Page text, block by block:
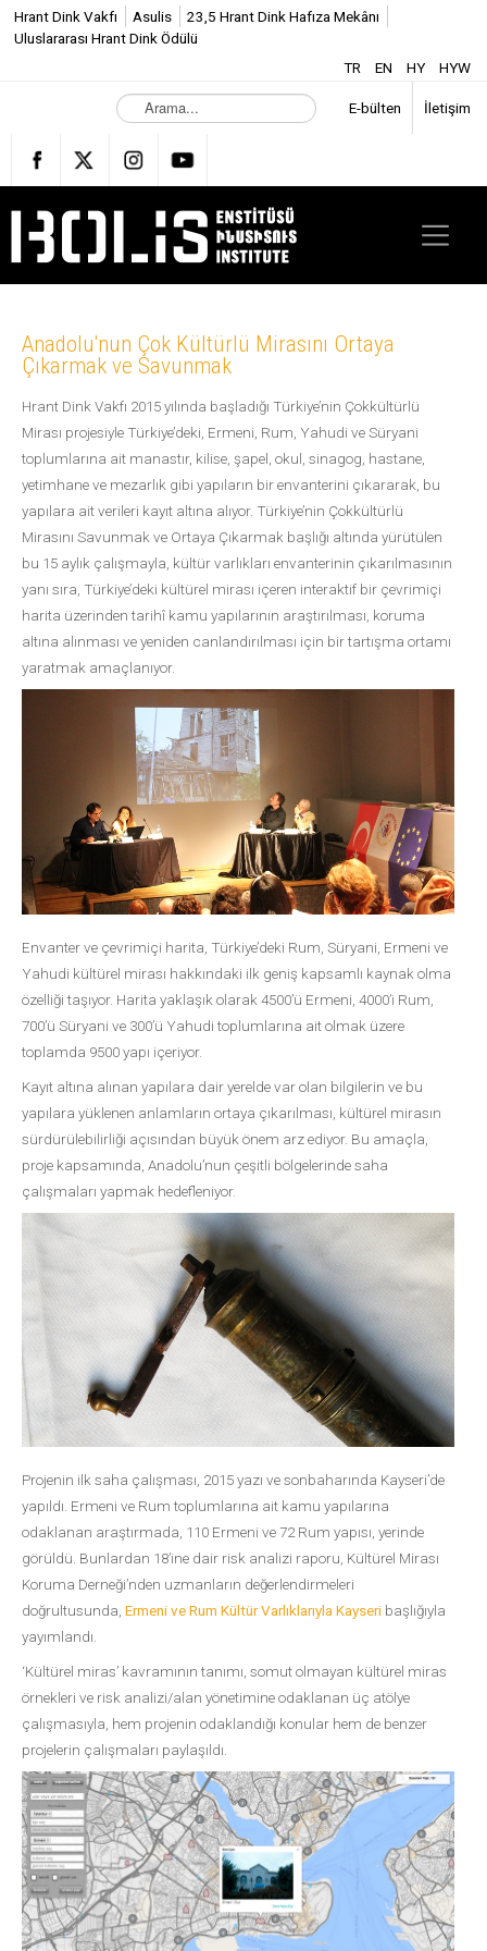
Hrant Dink Vakfı Asulis
23,5 Hrant Dink Hafıza Mekânı
Uluslararası Hrant Dink Ödülü
TR
EN HY HYW
A
r
m
a
E-bülten İletişim
Anadolu'nun Çok Kültürlü Mirasını Ortaya
Çıkarmak ve Savunmak
Hrant Dink Vakfı 2015 yılında başladığı Türkiye’nin Çokkültürlü
Mirası projesiyle Türkiye’deki, Ermeni, Rum, Yahudi ve Süryani
toplumlarına ait manastır, kilise, şapel, okul, sinagog, hastane,
yetimhane ve mezarlık gibi yapıların bir envanterini çıkararak, bu
yapılara ait verileri kayıt altına alıyor. Türkiye’nin Çokkültürlü
Mirasını Savunmak ve Ortaya Çıkarmak başlığı altında yürütülen
bu 15 aylık çalışmayla, kültür varlıkları envanterinin çıkarılmasının
yanı sıra, Türkiye’deki kültürel mirası içeren interaktif bir çevrimiçi
harita üzerinden tarihî kamu yapılarının araştırılması, koruma
altına alınması ve yeniden canlandırılması için bir tartışma ortamı
yaratmak amaçlanıyor.
Envanter ve çevrimiçi harita, Türkiye’deki Rum, Süryani, Ermeni ve
Yahudi kültürel mirası hakkındaki ilk geniş kapsamlı kaynak olma
özelliği taşıyor. Harita yaklaşık olarak 4500’ü Ermeni, 4000’i Rum,
700’ü Süryani ve 300’ü Yahudi toplumlarına ait olmak üzere
toplamda 9500 yapı içeriyor.
Kayıt altına alınan yapılara dair yerelde var olan bilgilerin ve bu
yapılara yüklenen anlamların ortaya çıkarılması, kültürel mirasın
sürdürülebilirliği açısından büyük önem arz ediyor. Bu amaçla,
proje kapsamında, Anadolu’nun çeşitli bölgelerinde saha
çalışmaları yapmak hedefleniyor.
Projenin ilk saha çalışması, 2015 yazı ve sonbaharında Kayseri’de
yapıldı. Ermeni ve Rum toplumlarına ait kamu yapılarına
odaklanan araştırmada, 110 Ermeni ve 72 Rum yapısı, yerinde
görüldü. Bunlardan 18’ine dair risk analizi raporu, Kültürel Mirası
Koruma Derneği’nden uzmanların değerlendirmeleri
doğrultusunda, Ermeni ve Rum Kültür Varlıklarıyla Kayseri başlığıyla
yayımlandı.
‘Kültürel miras’ kavramının tanımı, somut olmayan kültürel miras
örnekleri ve risk analizi/alan yönetimine odaklanan üç atölye
çalışmasıyla, hem projenin odaklandığı konular hem de benzer
projelerin çalışmaları paylaşıldı.